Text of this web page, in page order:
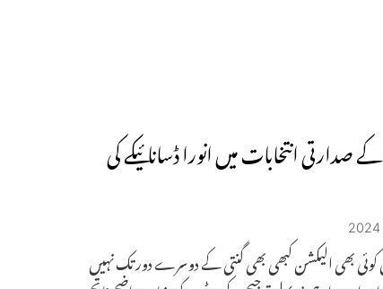
صدارتی انتخابات میں انورا ڈسانائیکے کی
کوئی بھی الیکشن کبھی بھی گنتی کے دوسرے دور تک نہیں